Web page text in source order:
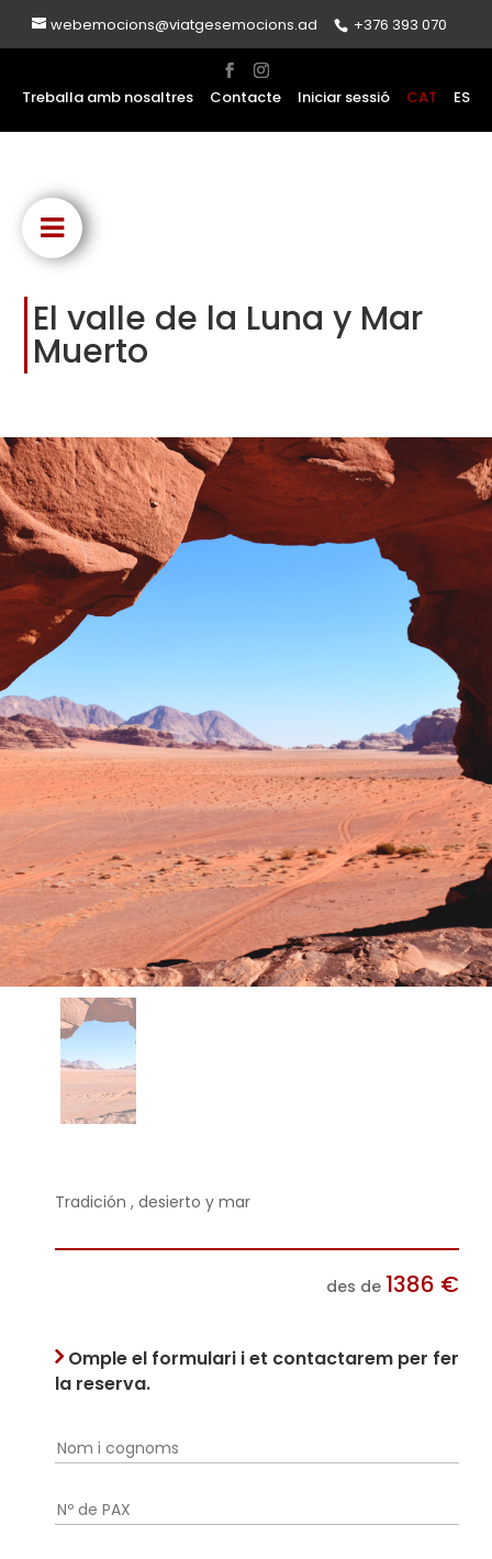
webemocions@viatgesemocions.ad +376 393 070
Treballa amb nosaltres Contacte Iniciar sessió CAT ES
El valle de la Luna y Mar
Muerto
Tradición , desierto y mar
des de 1386 €
Omple el formulari i et contactarem per fer
la reserva.